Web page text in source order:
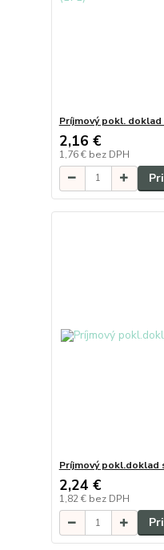
Príjmový pokl. doklad
2,16 €
1,76 € bez DPH
Príjmový pokl.doklad
2,24 €
1,82 € bez DPH